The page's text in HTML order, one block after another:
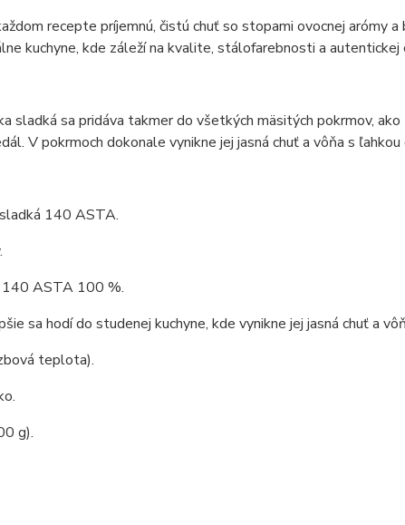
recepte príjemnú, čistú chuť so stopami ovocnej arómy
kuchyne, kde záleží na kvalite, stálofarebnosti a autentickej
sladká sa pridáva takmer do všetkých mäsitých pokrmov,
V pokrmoch dokonale vynikne jej jasná chuť a vôňa s ľahkou
140 ASTA.
140 ASTA 100 %.
sa hodí do studenej kuchyne, kde vynikne jej jasná chuť a
teplota).
g).